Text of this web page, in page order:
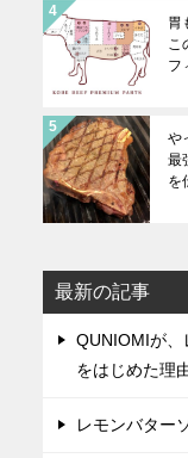
胃
こ
フ
や
最
を
最新の記事
QUNIOMIが、
をはじめた理
レモンバター